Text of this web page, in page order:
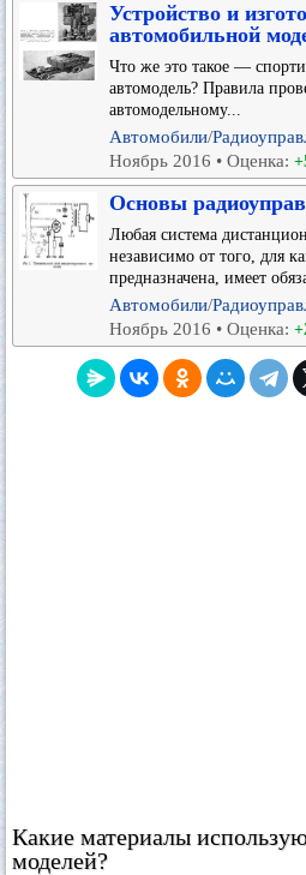
Устройство и
автомобильной
Что же это такое —
автомодель? Правила
автомодельному...
Автомобили/
Ноябрь 2016 • Оценка:
Основы
Любая система
независимо от того, для
предназначена, имеет
Автомобили/
Ноябрь 2016 • Оценка:
Какие материалы
моделей?